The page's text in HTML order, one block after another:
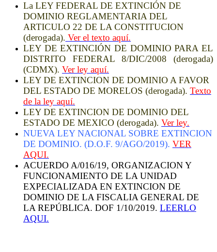
La LEY FEDERAL DE EXTINCIÓN DE
DOMINIO REGLAMENTARIA DEL
ARTICULO 22 DE LA CONSTITUCION
(derogada). Ver el texto aquí.
LEY DE EXTINCIÓN DE DOMINIO PARA EL
DISTRITO FEDERAL 8/DIC/2008 (derogada)
(CDMX). Ver ley aquí.
LEY DE EXTINCION DE DOMINIO A FAVOR
DEL ESTADO DE MORELOS (derogada). Texto
de la ley aquí.
LEY DE EXTINCION DE DOMINIO DEL
ESTADO DE MEXICO (derogada). Ver ley.
NUEVA LEY NACIONAL SOBRE EXTINCION
DE DOMINIO. (D.O.F. 9/AGO/2019). VER
AQUI.
ACUERDO A/016/19, ORGANIZACION Y
FUNCIONAMIENTO DE LA UNIDAD
EXPECIALIZADA EN EXTINCION DE
DOMINIO DE LA FISCALIA GENERAL DE
LA REPÚBLICA. DOF 1/10/2019. LEERLO
AQUI.